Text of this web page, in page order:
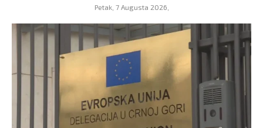
Petak, 7 Augusta 2026,